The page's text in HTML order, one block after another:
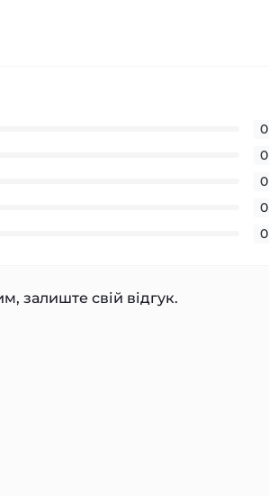
0
0
0
0
0
залиште свій відгук.